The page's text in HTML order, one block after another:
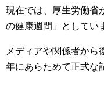
現在では、厚生労働省
の健康週間」としてい
メディアや関係者から
年にあらためて正式な